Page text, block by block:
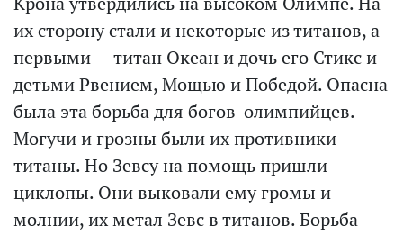
их сторону стали и некоторые из титанов, а
первыми — титан Океан и дочь его Стикс и
детьми Рвением, Мощью и Победой. Опасна
была эта борьба для богов-олимпийцев.
Могучи и грозны были их противники
титаны. Но Зевсу на помощь пришли
циклопы. Они выковали ему громы и
молнии, их метал Зевс в титанов. Борьба